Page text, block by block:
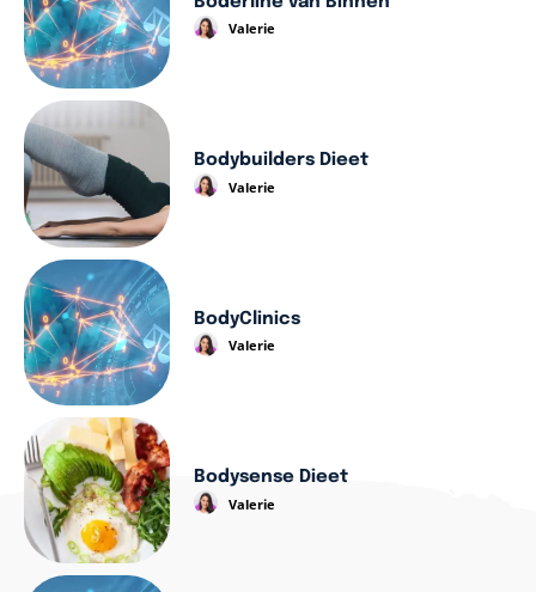
Valerie
Bodybuilders Dieet
Valerie
BodyClinics
Valerie
Bodysense Dieet
Valerie